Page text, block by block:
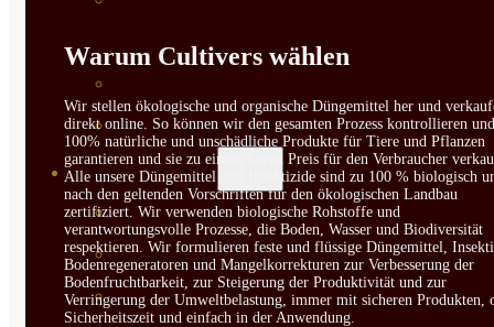
GROWPUNCH
SEMILLAS
VER TODAS
BIODINÁMICAS DEMETER
HORTALIZA FRUTO
Warum Cultivers wählen
Wir stellen ökologische und organische Düngemittel her und
direkt online. So können wir den gesamten Prozess kontrollieren und
100% natürliche und unschädliche Produkte für Tiere und Pflanzen
garantieren und sie zu einem fairen Preis für den Verbraucher
Alle unsere Düngemittel und Insektizide sind zu 100 % biologisch
nach den geltenden Vorschriften für den ökologischen Landbau
zertifiziert. Wir verwenden biologische Rohstoffe und
verantwortungsvolle Prozesse, die Boden, Wasser und Biodiversität
respektieren. Wir formulieren feste und flüssige Düngemittel,
Bodenregeneratoren und Mangelkorrekturen zur Verbesserung der
Bodenfruchtbarkeit, zur Steigerung der Produktivität und zur
Verringerung der Umweltbelastung, immer mit sicheren Produkten,
Sicherheitszeit und einfach in der Anwendung.